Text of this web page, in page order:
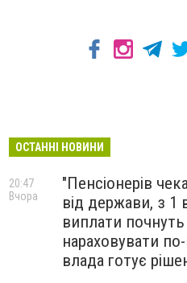
ОСТАННІ НОВИНИ
"Пенсіонерів
від держави, з 1
виплати почнуть
нараховувати
влада готує
20:47
Вчора